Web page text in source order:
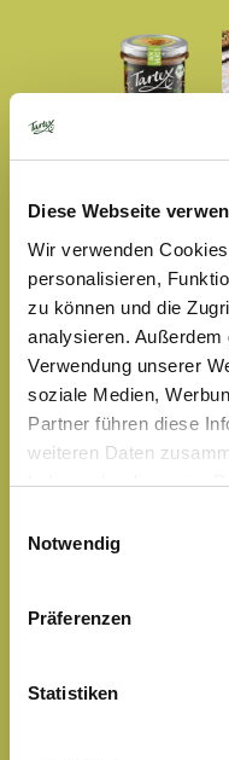
Diese Webseite
Wir verwenden
personalisieren,
zu können und die
analysieren.
Verwendung unserer
soziale Medien,
Partner führen diese
weiteren Daten
haben oder die sie im
Cookies, wenn Sie
Notwendig
Präferenzen
Statistiken
NIX VURST
LIEBER-
135 Gramm
Wurstgeschmack ohne
Vurst ist die
einem würzigen,
Charakter. Auf
und genau der
echten Genussmoment
– aber mit ganz viel